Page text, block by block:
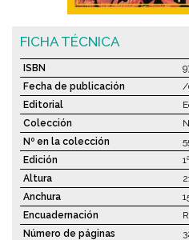
FICHA TÉCNICA
ISBN
Fecha de publicación
/
Editorial
Colección
Nº en la colección
Edición
Altura
Anchura
Encuadernación
Número de páginas